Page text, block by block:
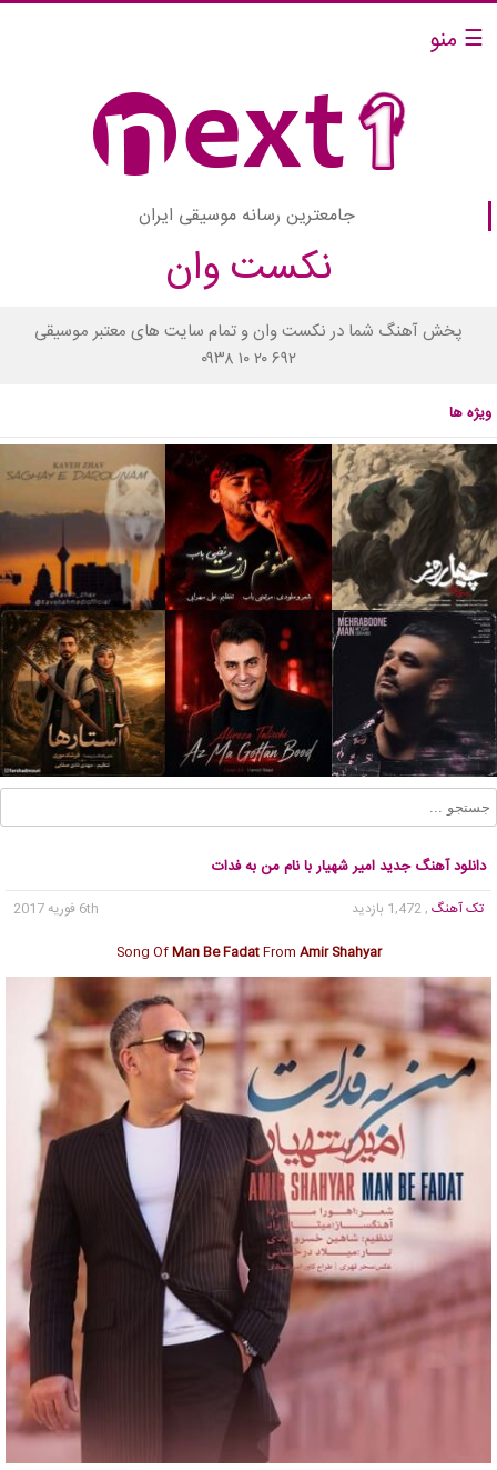
☰ منو
جامعترین رسانه موسیقی ایران
نکست وان
پخش آهنگ شما در نکست وان و تمام سایت های معتبر موسیقی
۰۹۳۸ ۱۰ ۲۰ ۶۹۲
ویژه ها
دانلود آهنگ جدید امیر شهیار با نام من به فدات
تک آهنگ , 1,472 بازدید
6th فوریه 2017
Song OfMan Be FadatFrom Amir Shahyar